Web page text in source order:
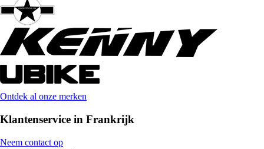
Ontdek al onze merken
Klantenservice in Frankrijk
Neem contact op